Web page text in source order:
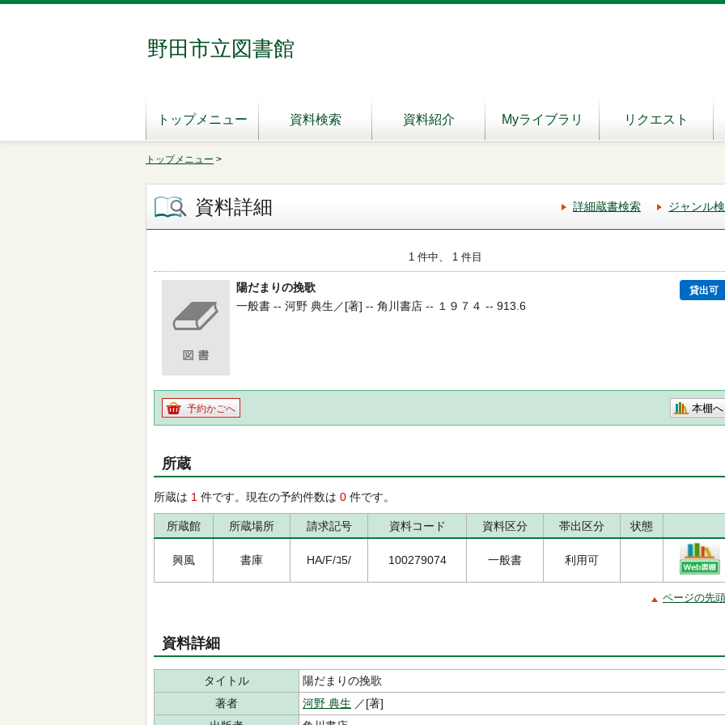
野田市立図書館
トップメニュー 資料検索 資料紹介 Myライブラリ リクエスト
トップメニュー >
資料詳細 詳細蔵書検索 ジャンル
1 件中、 1 件目
陽だまりの挽歌 貸出可
一般書 -- 河野 典生／[著] -- 角川書店 -- １９７４ -- 913.6
予約かごへ 本棚へ
所蔵
所蔵は 1 件です。現在の予約件数は 0 件です。
所蔵館 所蔵場所 請求記号 資料コード 資料区分 帯出区分 状態
興風 書庫 HA/F/ｺ5/ 100279074 一般書 利用可
ページの先
資料詳細
タイトル
陽だまりの挽歌
著者
河野 典生 ／[著]